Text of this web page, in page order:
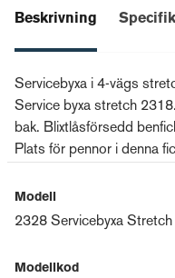
Beskrivning
Servicebyxa i 4-vägs
Service byxa stretch
bak. Blixtlåsförsedd
Plats för pennor i denna
Modell
2328 Servicebyxa Stretch
Modellkod